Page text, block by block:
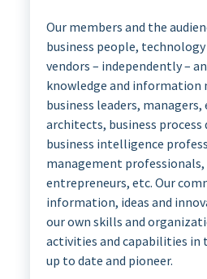
Our members and the
business people,
vendors – independently –
knowledge and information
business leaders,
architects, business process
business intelligence
management
entrepreneurs, etc. Our
information, ideas and
our own skills and
activities and capabilities in
up to date and pioneer.